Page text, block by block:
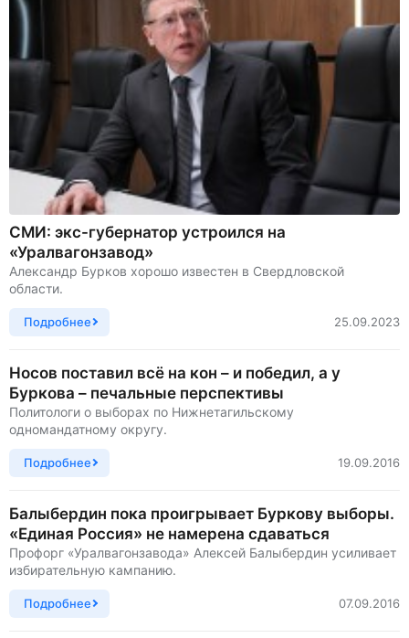
СМИ: экс-губернатор устроился на
«Уралвагонзавод»
Александр Бурков хорошо известен в Свердловской
области.
Подробнее 25.09.2023
Носов поставил всё на кон – и победил, а у
Буркова – печальные перспективы
Политологи о выборах по Нижнетагильскому
одномандатному округу.
Подробнее 19.09.2016
Балыбердин пока проигрывает Буркову выборы.
«Единая Россия» не намерена сдаваться
Профорг «Уралвагонзавода» Алексей Балыбердин усиливает
избирательную кампанию.
Подробнее 07.09.2016